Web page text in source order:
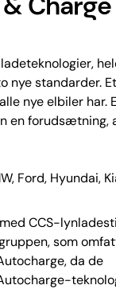
nye standarder.
nye elbiler har.
en forudsætning,
Ford, Hyundai,
CCS-
som
da de